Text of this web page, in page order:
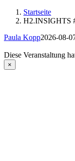
Startseite
H2.INSIGHTS
Paula Kopp2026-08-
Diese Veranstaltung
×